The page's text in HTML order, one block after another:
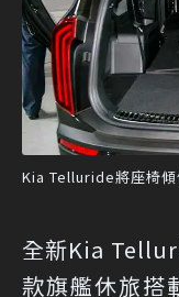
Kia Telluride將座椅
全新Kia
款旗艦休旅搭